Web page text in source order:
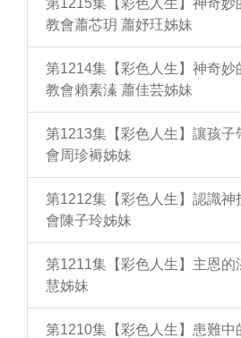
第1215集【彩色人生】神奇妙
教會蕭芯玥 蕭妤玨姊妹
第1214集【彩色人生】神奇妙
教會賴素溱 蕭佳芸姊妹
第1213集【彩色人生】讓孩子
會周珍褥姊妹
第1212集【彩色人生】認識神
會陳子玲姊妹
第1211集【彩色人生】主恩的
慧姊妹
第1210集【彩色人生】患難中